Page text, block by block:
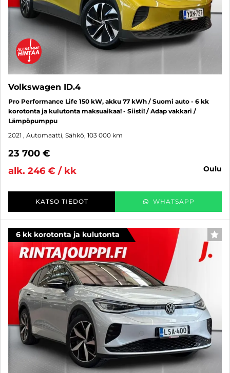
Volkswagen ID.4
Pro Performance Life 150 kW, akku 77 kWh / Suomi auto - 6 kk
korotonta ja kulutonta maksuaikaa! - Siisti! / Adap vakkari /
Lämpöpumppu
2021 , Automaatti, Sähkö, 103 000 km
23 700 €
alk. 246 € / kk
oulu
KATSO TIEDOT WHATSAPP
6 kk korotonta ja kulutonta